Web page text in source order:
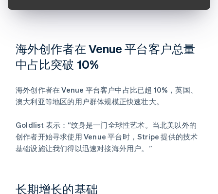
海外创作者在 Venue 平台客户总量
中占比突破 10%
海外创作者在 Venue 平台客户中占比已超 10%，英国、
澳大利亚等地区的用户群体规模正快速壮大。
Goldlist 表示：“纹身是一门全球性艺术。当北美以外的
创作者开始寻求使用 Venue 平台时，Stripe 提供的技术
基础设施让我们得以迅速对接海外用户。”
长期增长的基础